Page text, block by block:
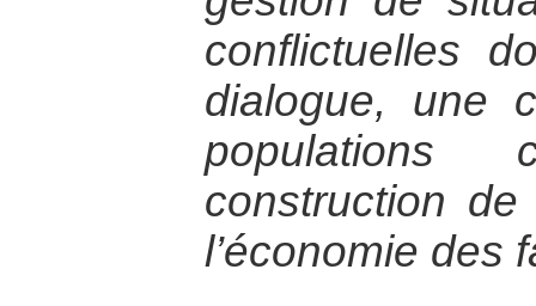
conflictuelles
dialogue, une
construction
l’économie des